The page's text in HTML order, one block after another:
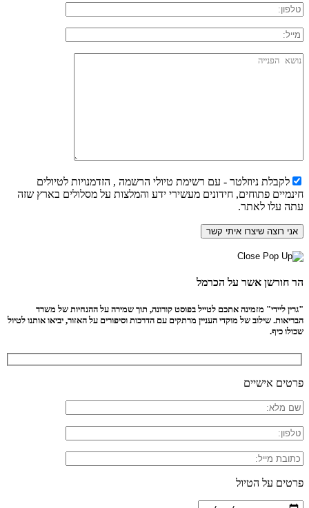
לקבלת ניוזלטר - עם רשימת טיולי הרשמה , הזדמנויות לטיולים
חינמיים פתוחים, חידונים מעשירי ידע והמלצות על מסלולים בארץ שזה
עתה עלו לאתר.
הר חורשן אשר על הכרמל
"גרין ליידי" מזמינה אתכם לטייל בפוסט קורונה, תוך שמירה על ההנחיות של משרד
הבריאות. שילוב של מוקדי העניין מרתקים עם הדרכות וסיפורים על האזור, יביאו אותנו לטיול
שכולו כיף.
פרטים אישיים
פרטים על הטיול